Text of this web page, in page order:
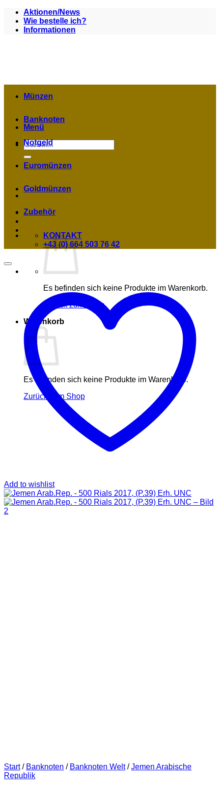
Zum
Inhalt
springen
Aktionen/News
Wie bestelle ich?
Informationen
Menü
Suchen
nach:
Es befinden sich keine Produkte im Warenkorb.
Zurück zum Shop
Warenkorb
Es befinden sich keine Produkte im Warenkorb.
Zurück zum Shop
Münzen
Banknoten
Notgeld
Euromünzen
Goldmünzen
Zubehör
KONTAKT
+43 (0) 664 503 76 42
Add to wishlist
Start / Banknoten / Banknoten Welt / Jemen Arabische
Republik